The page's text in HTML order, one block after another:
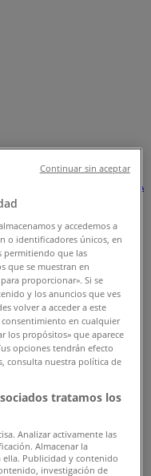
El Regreso A
y
y
OcioNiños
Tizatlali
»
Ropa, Zapatos y
y accedemos a
o identificadores únicos, en
permitiendo que las
que se muestran en
proporcionar». Si se
y los anuncios que ves
volver a acceder a este
en cualquier
los propósitos» que aparece
opciones tendrán efecto
consulta nuestra política de
tratamos los
Analizar activamente las
Almacenar la
Publicidad y contenido
investigación de
Continuar sin aceptar